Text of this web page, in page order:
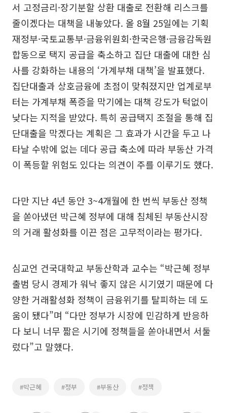
서 고정금리·장기분할 상환 대출로 전환해 리스크를
줄이겠다는 대책을 내놓았다. 올 8월 25일에는 기획
재정부·국토교통부·금융위원회·한국은행·금융감독원
합동으로 택지 공급을 축소하고 집단 대출에 대한 심
사를 강화하는 내용의 ‘가계부채 대책’을 발표했다.
집단대출과 상호금융에 초점이 맞춰졌지만 업계로부
터는 가계부채 폭증을 막기에는 대책 강도가 턱없이
낮다는 지적을 받았다. 특히 공급택지 조절을 통해 집
단대출을 막겠다는 계획은 그 효과가 시간을 두고 나
타날 수밖에 없는 데다 공급 축소에 따라 부동산 가격
이 폭등할 위험도 있다는 의견이 주를 이루기도 했다.
다만 지난 4년 동안 3~4개월에 한 번씩 부동산 정책
을 쏟아냈던 박근혜 정부에 대해 침체된 부동산시장
의 거래 활성화를 이끈 점은 고무적이라는 평가다.
심교언 건국대학교 부동산학과 교수는 “박근혜 정부
출범 당시 경제가 워낙 좋지 않은 시기였기 때문에 다
양한 거래활성화 정책이 금융위기를 탈피하는 데 도
움이 됐다”며 “다만 정부가 시장에 민감하게 반응하
다 보니 너무 짧은 시기에 정책들을 쏟아내면서 서둘
렀다”고 말했다.
#박근혜 #정부 #부동산 #정책